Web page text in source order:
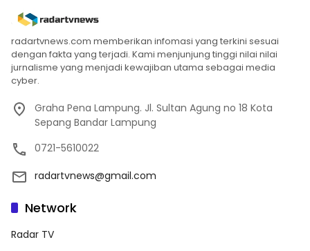
radartvnews.com memberikan infomasi yang terkini sesuai
dengan fakta yang terjadi. Kami menjunjung tinggi nilai nilai
jurnalisme yang menjadi kewajiban utama sebagai media
cyber.
Graha Pena Lampung. Jl. Sultan Agung no 18 Kota
Sepang Bandar Lampung
0721-5610022
radartvnews@gmail.com
Network
Radar TV